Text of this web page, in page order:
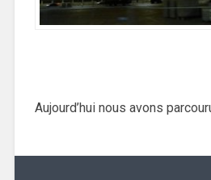
Aujourd’hui nous avons